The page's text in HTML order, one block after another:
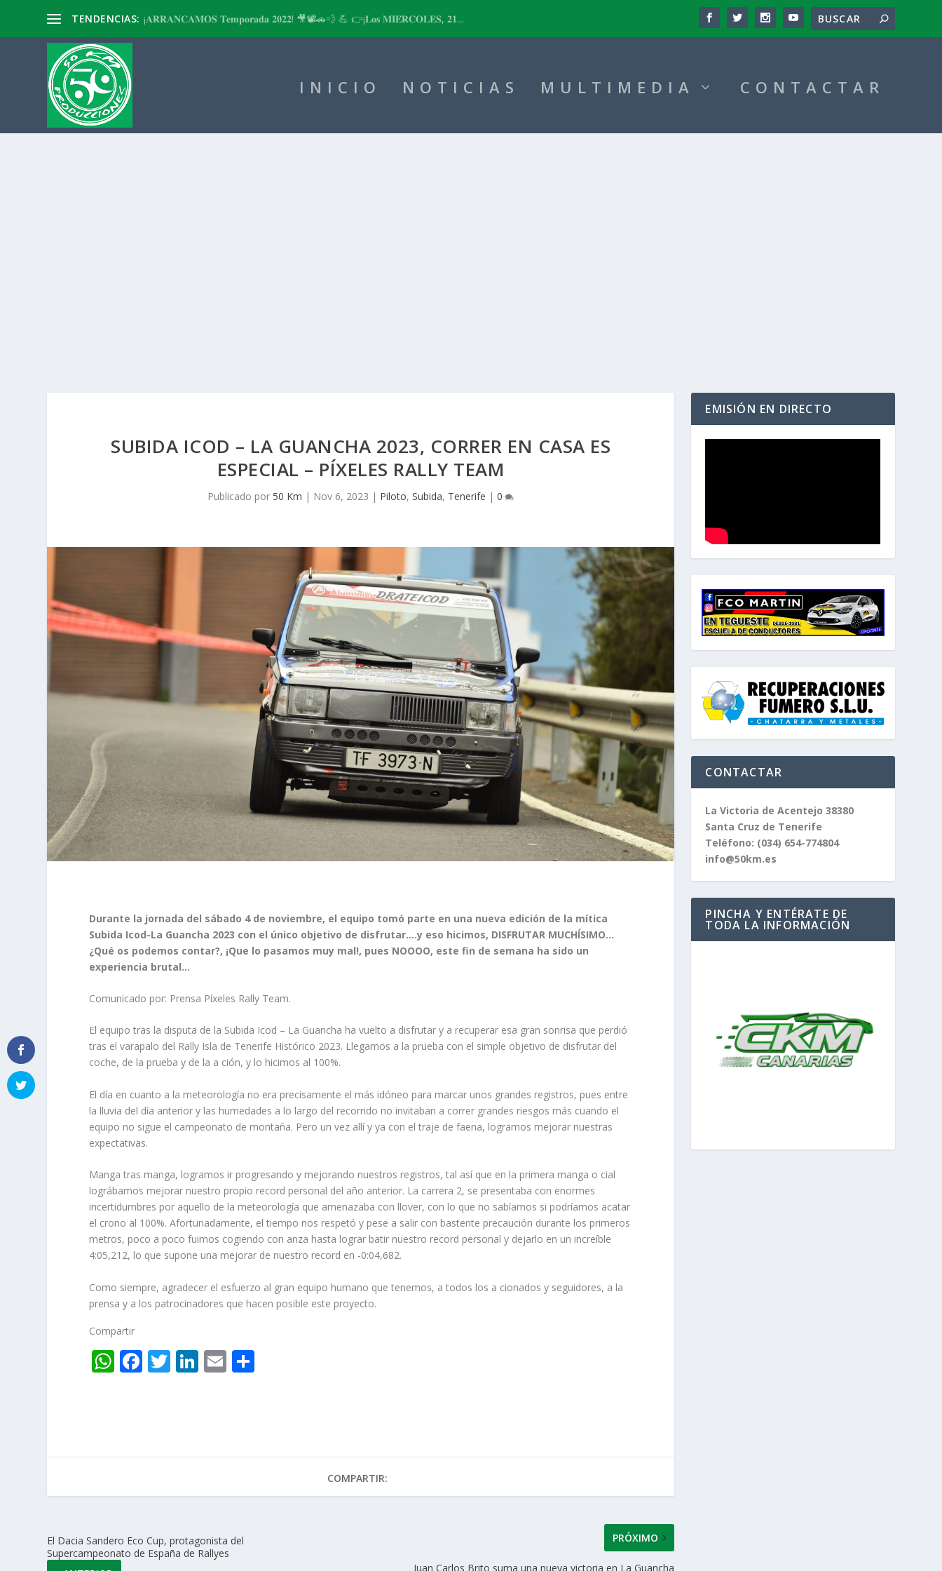
TENDENCIAS: ¡𝐀𝐑𝐑𝐀𝐍𝐂𝐀𝐌𝐎𝐒 𝐓𝐞𝐦𝐩𝐨𝐫𝐚𝐝𝐚 𝟐𝟎𝟐𝟐! 🎥📽🚗💨 💪 👉¡𝐋𝐨𝐬 𝐌𝐈𝐄́𝐑𝐂𝐎𝐋𝐄𝐒, 𝟐𝟏...
INICIO NOTICIAS MULTIMEDIA CONTACTAR
SUBIDA ICOD – LA GUANCHA 2023, CORRER EN CASA ES
ESPECIAL – PÍXELES RALLY TEAM
Publicado por 50 Km | Nov 6, 2023 | Piloto,Subida, Tenerife |0
Durante la jornada del sábado 4 de noviembre, el equipo tomó parte en una nueva edición de la mítica
Subida Icod-La Guancha 2023 con el único objetivo de disfrutar….y eso hicimos, DISFRUTAR MUCHÍSIMO…
¿Qué os podemos contar?, ¡Que lo pasamos muy mal!, pues NOOOO, este fin de semana ha sido un
experiencia brutal…
Comunicado por: Prensa Píxeles Rally Team.
El equipo tras la disputa de la Subida Icod – La Guancha ha vuelto a disfrutar y a recuperar esa gran sonrisa que perdió
tras el varapalo del Rally Isla de Tenerife Histórico 2023. Llegamos a la prueba con el simple objetivo de disfrutar del
coche, de la prueba y de la a ción, y lo hicimos al 100%.
El día en cuanto a la meteorología no era precisamente el más idóneo para marcar unos grandes registros, pues entre
la lluvia del día anterior y las humedades a lo largo del recorrido no invitaban a correr grandes riesgos más cuando el
equipo no sigue el campeonato de montaña. Pero un vez allí y ya con el traje de faena, logramos mejorar nuestras
expectativas.
Manga tras manga, logramos ir progresando y mejorando nuestros registros, tal así que en la primera manga o cial
lográbamos mejorar nuestro propio record personal del año anterior. La carrera 2, se presentaba con enormes
incertidumbres por aquello de la meteorología que amenazaba con llover, con lo que no sabíamos si podríamos acatar
el crono al 100%. Afortunadamente, el tiempo nos respetó y pese a salir con bastente precaución durante los primeros
metros, poco a poco fuimos cogiendo con anza hasta lograr batir nuestro record personal y dejarlo en un increíble
4:05,212, lo que supone una mejorar de nuestro record en -0:04,682.
Como siempre, agradecer el esfuerzo al gran equipo humano que tenemos, a todos los a cionados y seguidores, a la
prensa y a los patrocinadores que hacen posible este proyecto.
Compartir
W
h
A
p
F
ac
o
k
T
w
Li
n
dI
E
m
ar
r
COMPARTIR:
El Dacia Sandero Eco Cup, protagonista del
Supercampeonato de España de Rallyes
PRÓXIMO
Juan Carlos Brito suma una nueva victoria en La Guancha
EMISIÓN EN DIRECTO
CONTACTAR
La Victoria de Acentejo 38380
Santa Cruz de Tenerife
Teléfono: (034) 654-774804
info@50km.es
PINCHA Y ENTÉRATE DE
TODA LA INFORMACIÓN